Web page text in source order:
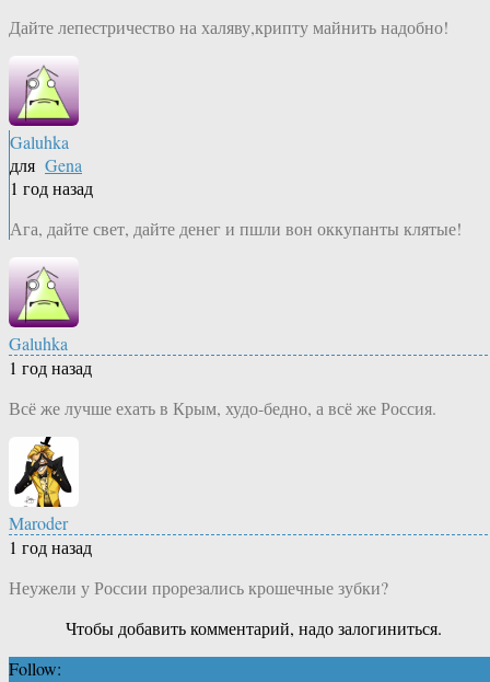
Дайте лепестричество на халяву,крипту майнить надобно!
Galuhka
для Gena
1 год назад
Ага, дайте свет, дайте денег и пшли вон оккупанты клятые!
Galuhka
1 год назад
Всё же лучше ехать в Крым, худо-бедно, а всё же Россия.
Maroder
1 год назад
Неужели у России прорезались крошечные зубки?
Чтобы добавить комментарий, надо залогиниться.
Follow: